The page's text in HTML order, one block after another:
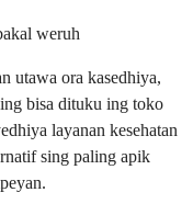
weruh
utawa ora kasedhiya,
bisa dituku ing toko
layanan kesehatan
sing paling apik